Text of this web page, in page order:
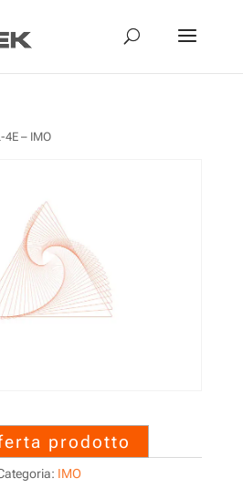
– IMO
prodotto
IMO